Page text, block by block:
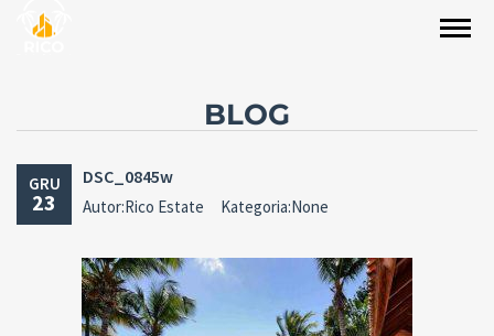
BLOG
GRU
23
DSC_0845w
Autor:Rico Estate Kategoria:None